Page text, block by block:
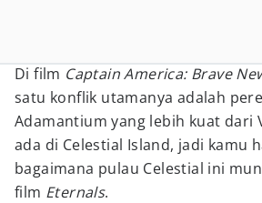
Di film Captain America: Brave
satu konflik utamanya adalah
Adamantium yang lebih kuat dari
ada di Celestial Island, jadi kamu
bagaimana pulau Celestial ini
film Eternals.